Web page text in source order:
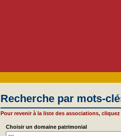
Recherche par mots-
Pour revenir à la liste des associations,
Choisir un domaine patrimonial